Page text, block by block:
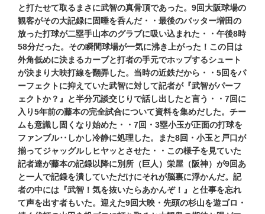
と打たせて取るまさに武智の真骨頂であった。9回大阪球場の
観客がその大記録に固唾を呑んだ・・最後のバッター増田の
放った打球が二塁手山本のグラブに吸い込まれた・・午後8時
58分だった。その瞬間球場が一気に沸き上がった！この日は
外角低めに決まるカーブと打者の手元でホップするシュート
が決まり大映打線を翻弄した。当時の近鉄だから・・5回をパ
ーフェクトに抑えていた武智に対して記者が『武智がパーフ
ェクトか？』と半分冗談交じりで話し出したと言う・・7回に
入り5年前の藤本の完全試合について資料を集めだした。チー
ムも意識し固くなり始めた・・7回・3塁小玉が正面の打球を
ファンブル‥しかし冷静に処理した。また8回・小玉と戸口が
揃ってジャッグルしヒヤッとさせた・・この様子を見ていた
記者達が藤本の記録以降に別所（巨人）栄屋（阪神）が9回あ
と一人で記録を潰していただけにそれが脳裏に浮かんだ。記
者の中には『武智！気を抜いたらあかんぞ！』と仕事を忘れ
て声を出す者もいた。迎えた9回大映・先頭の杉山を遊ゴロ・